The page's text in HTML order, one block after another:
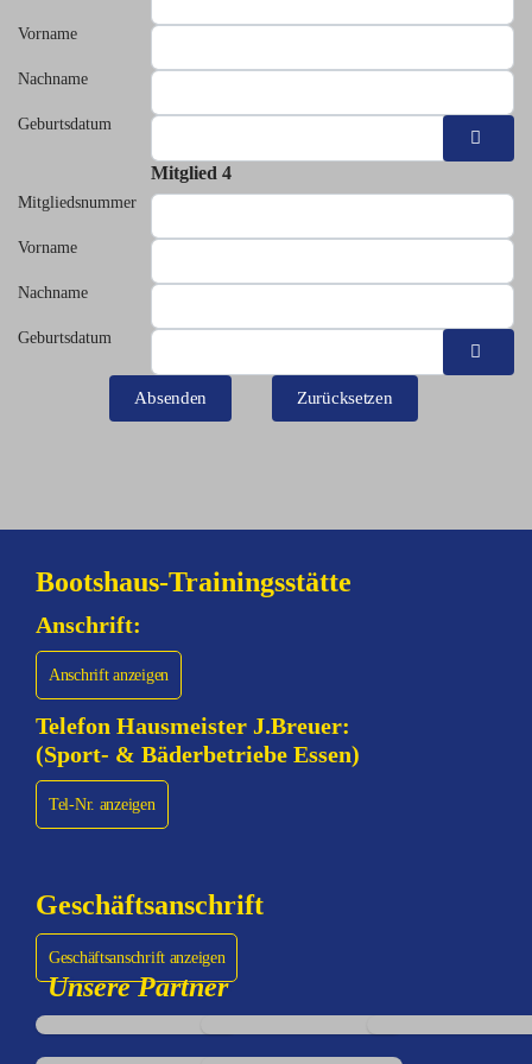
Vorname
Nachname
Geburtsdatum
Mitglied 4
Mitgliedsnummer
Vorname
Nachname
Geburtsdatum
Unsichtbares Google Recaptcha
Bootshaus-Trainingsstätte
Anschrift:
Anschrift anzeigen
Telefon Hausmeister J.Breuer:
(Sport- & Bäderbetriebe Essen)
Tel-Nr. anzeigen
Geschäftsanschrift
Geschäftsanschrift anzeigen
Unsere Partner